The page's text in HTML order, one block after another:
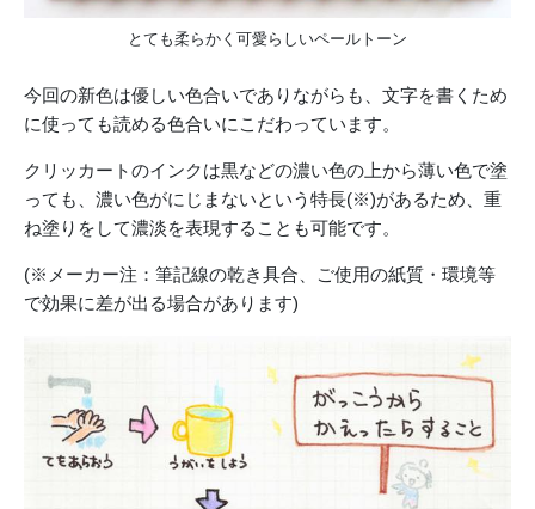
とても柔らかく可愛らしいペールトーン
今回の新色は優しい色合いでありながらも、文字を書くため
に使っても読める色合いにこだわっています。
クリッカートのインクは黒などの濃い色の上から薄い色で塗
っても、濃い色がにじまないという特長(※)があるため、重
ね塗りをして濃淡を表現することも可能です。
(※メーカー注：筆記線の乾き具合、ご使用の紙質・環境等
で効果に差が出る場合があります)